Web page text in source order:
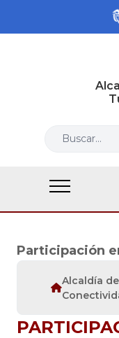
Buscar...
Participación
Alcaldía